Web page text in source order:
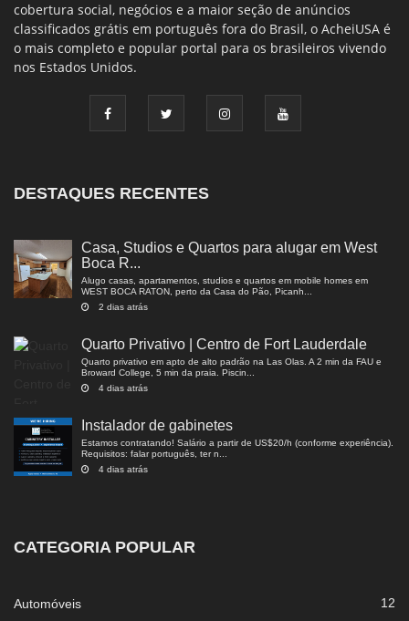
cobertura social, negócios e a maior seção de anúncios
classificados grátis em português fora do Brasil, o AcheiUSA é
o mais completo e popular portal para os brasileiros vivendo
nos Estados Unidos.
DESTAQUES RECENTES
Casa, Studios e Quartos para alugar em West
Boca R...
Alugo casas, apartamentos, studios e quartos em mobile homes em
WEST BOCA RATON, perto da Casa do Pão, Picanh...
2 dias atrás
Quarto Privativo | Centro de Fort Lauderdale
Quarto privativo em apto de alto padrão na Las Olas. A 2 min da FAU e
Broward College, 5 min da praia. Piscin...
4 dias atrás
Instalador de gabinetes
Estamos contratando! Salário a partir de US$20/h (conforme experiência).
Requisitos: falar português, ter n...
4 dias atrás
CATEGORIA POPULAR
Automóveis 12